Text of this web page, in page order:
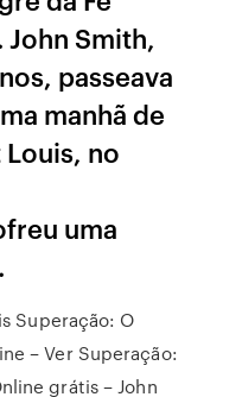
Smith,
passeava
manhã de
no
uma
Superação: O
– Ver Superação:
grátis – John